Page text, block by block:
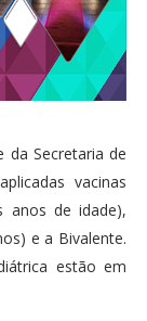
da Secretaria de
vacinas
anos de idade),
e a Bivalente.
estão em